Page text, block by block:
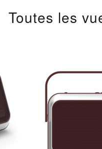
Toutes les